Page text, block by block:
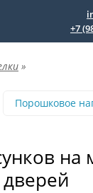
+7
»
Порошковое
на